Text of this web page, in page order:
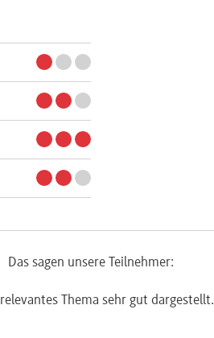
Das sagen unsere Teilnehmer:
Thema sehr gut dargestellt.